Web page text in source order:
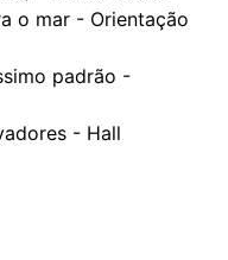
o mar - Orientação
padrão -
- Hall